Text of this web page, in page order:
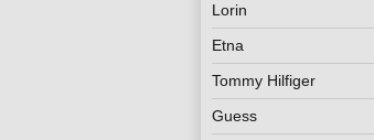
Lorin
Etna
Tommy Hilfiger
Guess